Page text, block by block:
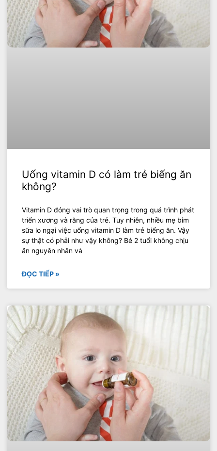
Uống vitamin D có làm trẻ biếng ăn
không?
Vitamin D đóng vai trò quan trọng trong quá trình phát
triển xương và răng của trẻ. Tuy nhiên, nhiều mẹ bỉm
sữa lo ngại việc uống vitamin D làm trẻ biếng ăn. Vậy
sự thật có phải như vậy không? Bé 2 tuổi không chịu
ăn nguyên nhân và
ĐỌC TIẾP »